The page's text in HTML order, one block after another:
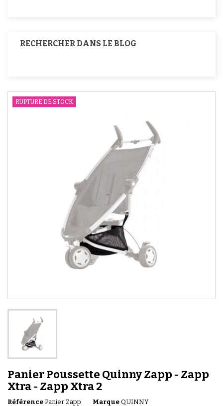
RECHERCHER DANS LE BLOG
RUPTURE DE STOCK
Panier Poussette Quinny Zapp - Zapp
Xtra - Zapp Xtra 2
Référence Panier Zapp Marque QUINNY